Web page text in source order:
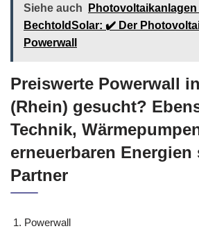
Siehe auch
BechtoldSolar: ✔️ Der
Powerwall
Preiswerte Powerwall
(Rhein) gesucht?
Technik,
erneuerbaren
Partner
Powerwall